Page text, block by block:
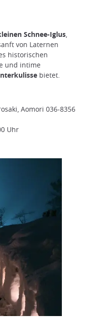
Schnee-Iglus
von Laternen
historischen
und intime
bietet.
Aomori 036-8356
Uhr